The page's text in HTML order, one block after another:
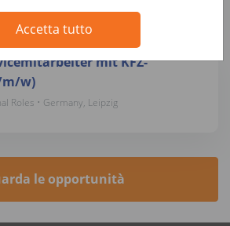
Accetta tutto
mit KFZ-
m/w)
Roles • Germany, Leipzig
le opportunità